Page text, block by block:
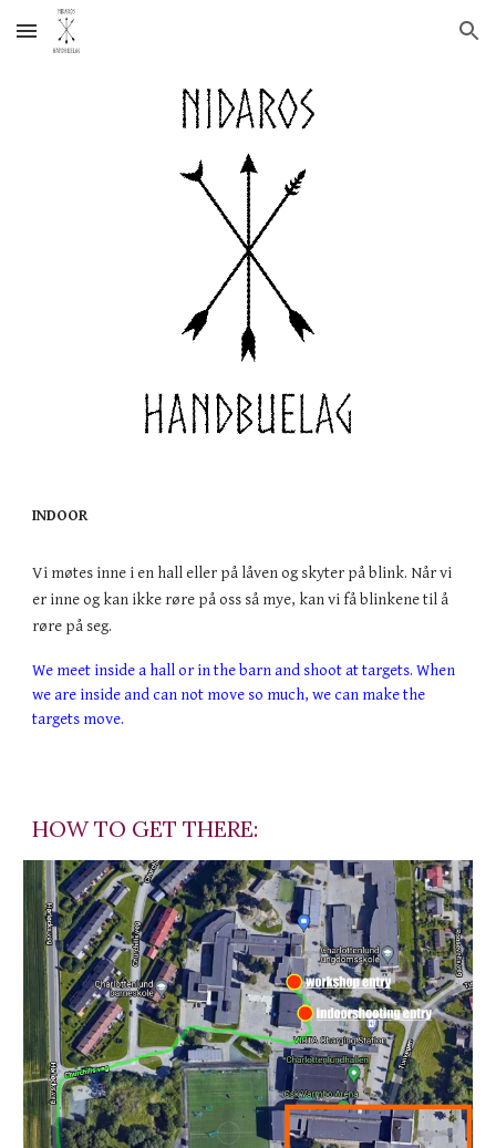
Skip to main content Skip to navigation
INDOOR
Vi møtes inne i en hall eller på låven og skyter på blink. Når vi
er inne og kan ikke røre på oss så mye, kan vi få blinkene til å
røre på seg.
We meet inside a hall or in the barn and shoot at targets. When
we are inside and can not move so much, we can make the
targets move.
HOW TO GET THERE: